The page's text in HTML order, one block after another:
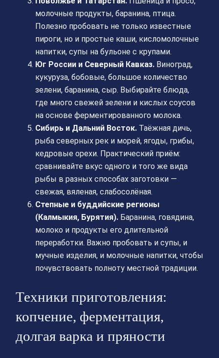
молочные продукты, баранина, птица.
Полезно пробовать не только известные
пироги, но и простые каши, кисломолочные
напитки, супы на бульоне с крупами.
Юг России и Северный Кавказ. Виноград,
кукуруза, бобовые, большое количество
зелени, баранина, сыр. Выбирайте блюда,
где много свежей зелени и кислых соусов
на основе ферментированного молока.
Сибирь и Дальний Восток. Таёжная дичь,
рыба северных рек и морей, ягоды, грибы,
кедровые орехи. Практический приём:
сравнивайте вкус одного и того же вида
рыбы в разных способах заготовки —
свежая, вяленая, слабосолёная.
Степные и буддийские регионы
(Калмыкия, Бурятия). Баранина, говядина,
молоко и продукты его длительной
переработки. Важно пробовать и супы, и
мучные изделия, и молочные напитки, чтобы
почувствовать полноту местной традиции.
Техники приготовления:
копчение, ферментация,
долгая варка и пряности